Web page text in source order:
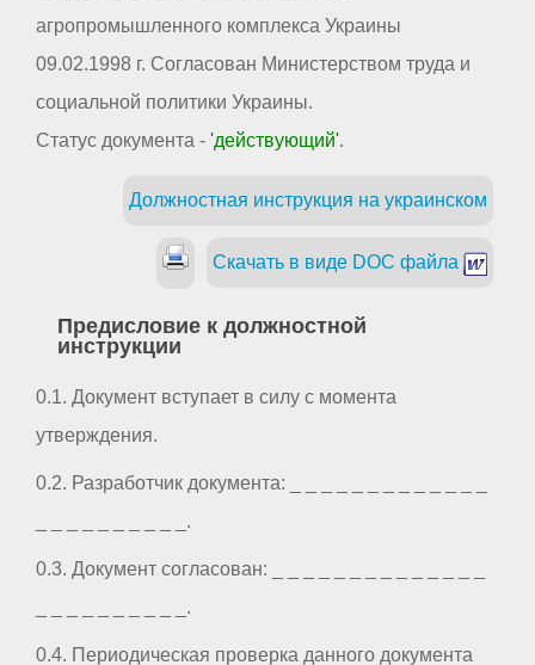
агропромышленного комплекса Украины
09.02.1998 г. Согласован Министерством труда и
социальной политики Украины.
Статус документа - 'действующий'.
Должностная инструкция на украинском
Скачать в виде DOC файла
Предисловие к должностной
инструкции
0.1. Документ вступает в силу с момента
утверждения.
0.2. Разработчик документа: _ _ _ _ _ _ _ _ _ _ _ _ _
_ _ _ _ _ _ _ _ _ _.
0.3. Документ согласован: _ _ _ _ _ _ _ _ _ _ _ _ _ _
_ _ _ _ _ _ _ _ _ _.
0.4. Периодическая проверка данного документа